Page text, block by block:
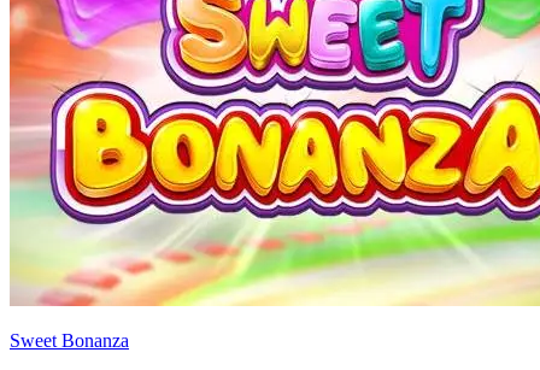
Sweet Bonanza